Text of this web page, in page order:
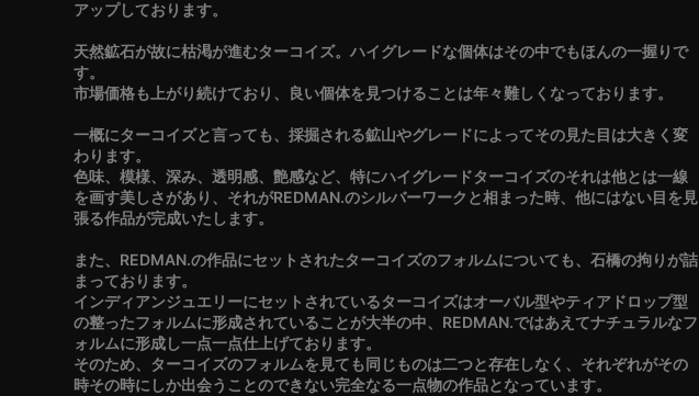
アップしております。
天然鉱石が故に枯渇が進むターコイズ。ハイグレードな個体はその中でもほんの一握りで
す。
市場価格も上がり続けており、良い個体を見つけることは年々難しくなっております。
一概にターコイズと言っても、採掘される鉱山やグレードによってその見た目は大きく変
わります。
色味、模様、深み、透明感、艶感など、特にハイグレードターコイズのそれは他とは一線
を画す美しさがあり、それがREDMAN.のシルバーワークと相まった時、他にはない目を見
張る作品が完成いたします。
また、REDMAN.の作品にセットされたターコイズのフォルムについても、石橋の拘りが詰
まっております。
インディアンジュエリーにセットされているターコイズはオーバル型やティアドロップ型
の整ったフォルムに形成されていることが大半の中、REDMAN.ではあえてナチュラルなフ
ォルムに形成し一点一点仕上げております。
そのため、ターコイズのフォルムを見ても同じものは二つと存在しなく、それぞれがその
時その時にしか出会うことのできない完全なる一点物の作品となっています。